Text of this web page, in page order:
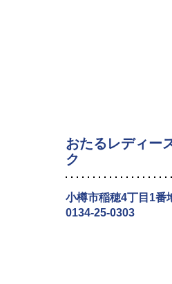
おたるレディー
ク
小樽市稲穂4丁目1番
0134-25-0303